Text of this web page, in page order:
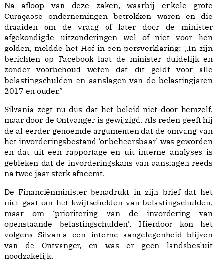
Na afloop van deze zaken, waarbij enkele grote
Curaçaose ondernemingen betrokken waren en die
draaiden om de vraag of later door de minister
afgekondigde uitzonderingen wel of niet voor hen
golden, meldde het Hof in een persverklaring: ,,In zijn
berichten op Facebook laat de minister duidelijk en
zonder voorbehoud weten dat dit geldt voor alle
belastingschulden en aanslagen van de belastingjaren
2017 en ouder.”
Silvania zegt nu dus dat het beleid niet door hemzelf,
maar door de Ontvanger is gewijzigd. Als reden geeft hij
de al eerder genoemde argumenten dat de omvang van
het invorderingsbestand ‘onbeheersbaar’ was geworden
en dat uit een rapportage en uit interne analyses is
gebleken dat de invorderingskans van aanslagen reeds
na twee jaar sterk afneemt.
De Financiënminister benadrukt in zijn brief dat het
niet gaat om het kwijtschelden van belastingschulden,
maar om ‘prioritering van de invordering van
openstaande belastingschulden’. Hierdoor kon het
volgens Silvania een interne aangelegenheid blijven
van de Ontvanger, en was er geen landsbesluit
noodzakelijk.